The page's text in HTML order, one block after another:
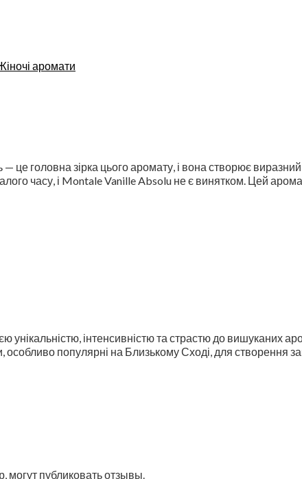
аромати
це головна зірка цього аромату, і вона створює
часу, і Montale Vanille Absolu не є винятком. Цей
інтенсивністю та страстю до вишуканих
особливо популярні на Близькому Сході, для створення
могут публиковать отзывы.